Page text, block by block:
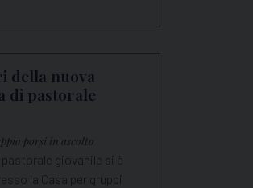
della nuova
di pastorale
porsi in ascolto
giovanile si è
la Casa per gruppi